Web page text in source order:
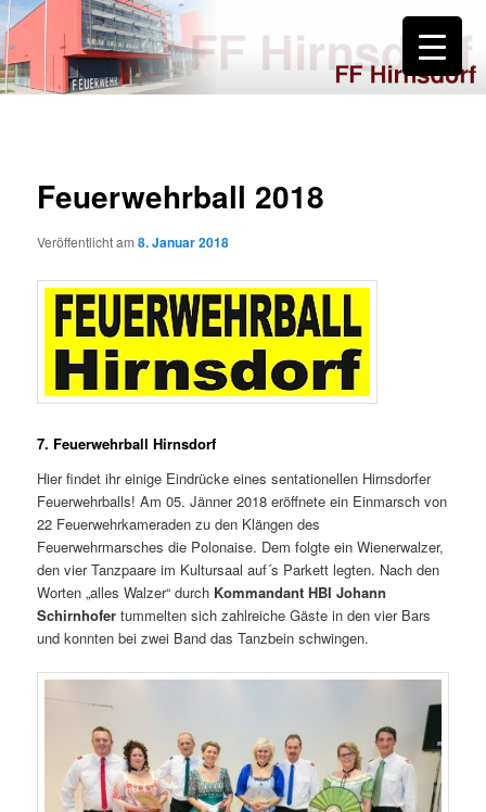
Zum
primären
Inhalt
springenFF Hirnsdorf
Feuerwehrball 2018
Veröffentlicht am8. Januar 2018
7. Feuerwehrball Hirnsdorf
Hier findet ihr einige Eindrücke eines sentationellen Hirnsdorfer
Feuerwehrballs! Am 05. Jänner 2018 eröffnete ein Einmarsch von
22 Feuerwehrkameraden zu den Klängen des
Feuerwehrmarsches die Polonaise. Dem folgte ein Wienerwalzer,
den vier Tanzpaare im Kultursaal auf´s Parkett legten. Nach den
Worten „alles Walzer“ durch Kommandant HBI Johann
Schirnhofer tummelten sich zahlreiche Gäste in den vier Bars
und konnten bei zwei Band das Tanzbein schwingen.